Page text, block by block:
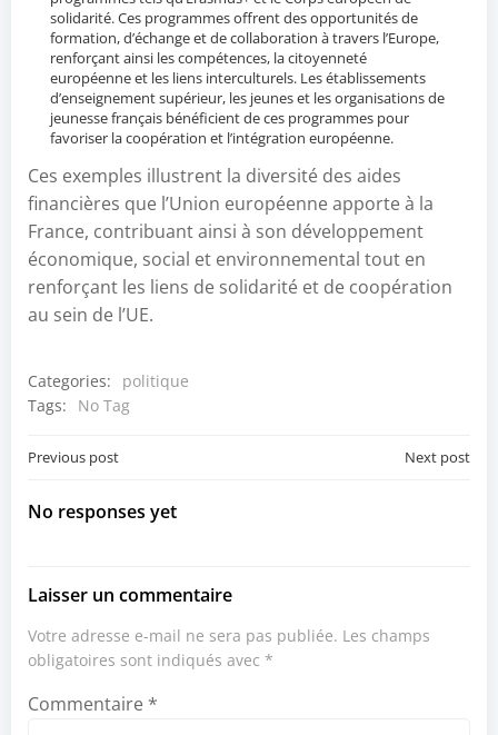
solidarité. Ces programmes offrent des opportunités de
formation, d’échange et de collaboration à travers l’Europe,
renforçant ainsi les compétences, la citoyenneté
européenne et les liens interculturels. Les établissements
d’enseignement supérieur, les jeunes et les organisations de
jeunesse français bénéficient de ces programmes pour
favoriser la coopération et l’intégration européenne.
Ces exemples illustrent la diversité des aides
financières que l’Union européenne apporte à la
France, contribuant ainsi à son développement
économique, social et environnemental tout en
renforçant les liens de solidarité et de coopération
au sein de l’UE.
Categories:
politique
Tags:
No Tag
Post
navigation
Previous post Next post
No responses yet
Laisser un commentaire
Votre adresse e-mail ne sera pas publiée. Les champs
obligatoires sont indiqués avec *
Commentaire *